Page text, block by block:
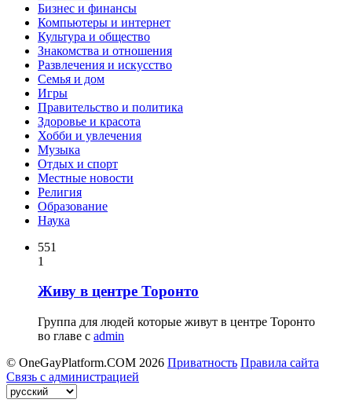
Бизнес и финансы
Компьютеры и интернет
Культура и общество
Знакомства и отношения
Развлечения и искусство
Семья и дом
Игры
Правительство и политика
Здоровье и красота
Хобби и увлечения
Музыка
Отдых и спорт
Местные новости
Религия
Образование
Наука
551
1
Живу в центре Торонто
Группа для людей которые живут в центре Торонто
во главе с admin
© OneGayPlatform.COM 2026 Приватность Правила сайта
Связь с администрацией